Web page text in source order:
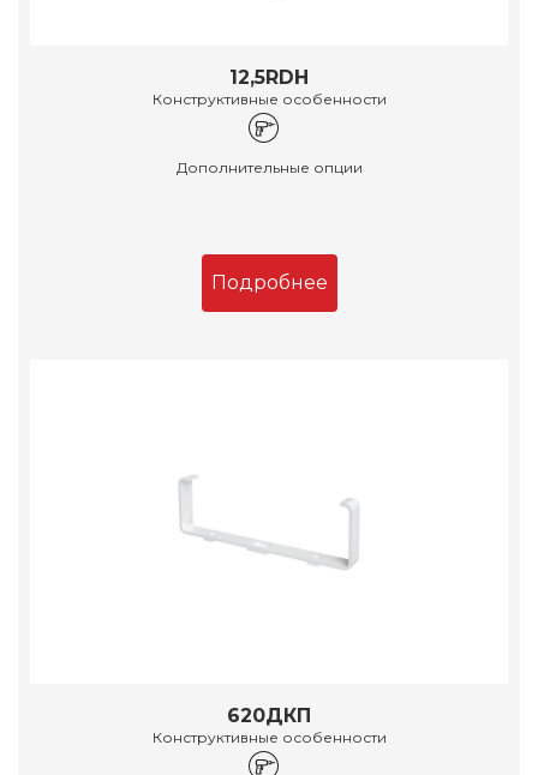
12,5RDH
Конструктивные особенности
Дополнительные опции
Подробнее
620ДКП
Конструктивные особенности